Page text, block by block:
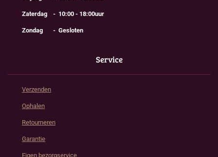
Zaterdag - 10:00 - 18:00uur
Zondag - Gesloten
Service
Verzenden
Ophalen
Retourneren
Garantie
Eigen bezorgservice